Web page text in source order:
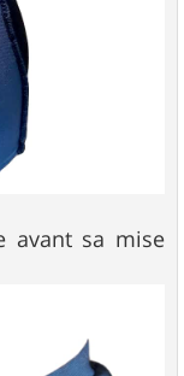
avant sa mise